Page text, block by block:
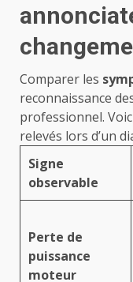
Comparer les
reconnaissance
professionnel.
relevés lors d’un
Signe
observable
Perte de
puissance
moteur